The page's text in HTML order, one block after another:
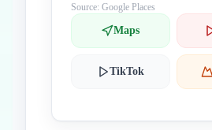
Source: Google Places
Maps
TikTok